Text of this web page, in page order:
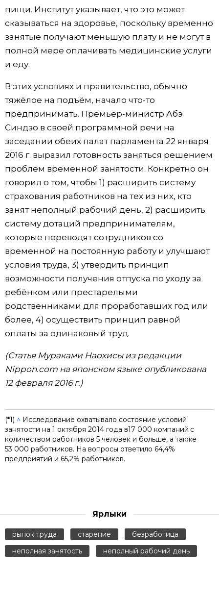
пищи. Институт указывает, что это может
сказываться на здоровье, поскольку временно
занятые получают меньшую плату и не могут в
полной мере оплачивать медицинские услуги
и еду.
В этих условиях и правительство, обычно
тяжёлое на подъём, начало что-то
предпринимать. Премьер-министр Абэ
Синдзо в своей программной речи на
заседании обеих палат парламента 22 января
2016 г. выразил готовность заняться решением
проблем временной занятости. Конкретно он
говорил о том, чтобы 1) расширить систему
страхования работников на тех из них, кто
занят неполный рабочий день, 2) расширить
систему дотаций предпринимателям,
которые переводят сотрудников со
временной на постоянную работу и улучшают
условия труда, 3) утвердить принцип
возможности получения отпуска по уходу за
ребёнком или престарелыми
родственниками для проработавших год или
более, 4) осуществить принцип равной
оплаты за одинаковый труд.
(Статья Мураками Наохисы из редакции
Nippon.com на японском языке опубликована
12 февраля 2016 г.)
(*1) ^ Исследование охватывало состояние условий
занятости на 1 октября 2014 года в17 000 компаний с
количеством работников 5 человек и больше, а также
53 000 работников. На вопросы ответило 64,4%
предприятий и 65,2% работников.
Ярлыки
рынок труда старение
безработица
неполная занятость
неполный рабочий день